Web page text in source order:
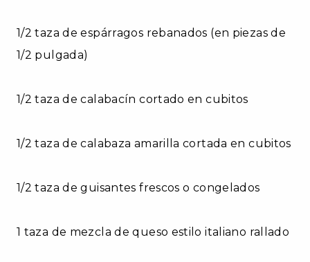
1/2 taza de espárragos rebanados (en piezas de
1/2 pulgada)
1/2 taza de calabacín cortado en cubitos
1/2 taza de calabaza amarilla cortada en cubitos
1/2 taza de guisantes frescos o congelados
1 taza de mezcla de queso estilo italiano rallado